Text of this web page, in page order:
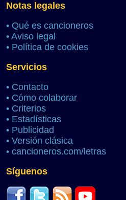
Notas legales
• Qué es cancioneros
• Aviso legal
• Política de cookies
Servicios
• Contacto
• Cómo colaborar
• Criterios
• Estadísticas
• Publicidad
• Versión clásica
• cancioneros.com/letras
Síguenos